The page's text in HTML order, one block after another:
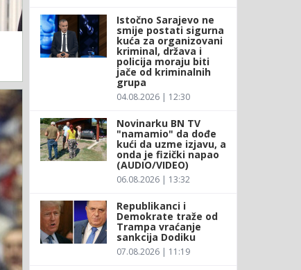
Istočno Sarajevo ne
smije postati sigurna
kuća za organizovani
kriminal, država i
policija moraju biti
jače od kriminalnih
grupa
04.08.2026 | 12:30
Novinarku BN TV
"namamio" da dođe
kući da uzme izjavu, a
onda je fizički napao
(AUDIO/VIDEO)
06.08.2026 | 13:32
Republikanci i
Demokrate traže od
Trampa vraćanje
sankcija Dodiku
07.08.2026 | 11:19